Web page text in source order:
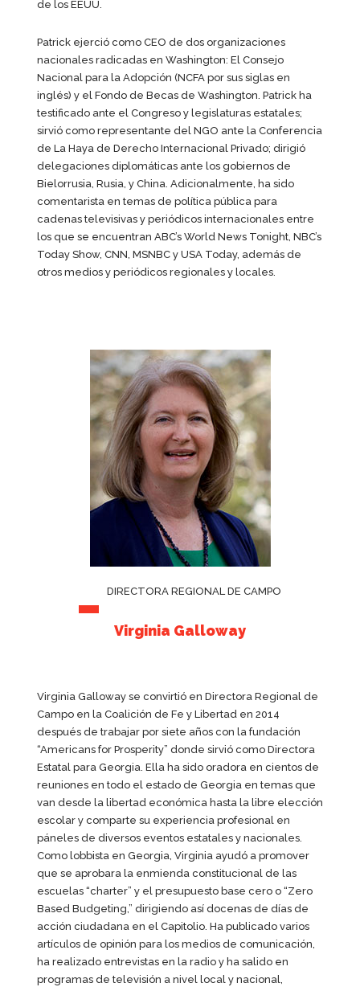
de los EEUU.
Patrick ejerció como CEO de dos organizaciones
nacionales radicadas en Washington: El Consejo
Nacional para la Adopción (NCFA por sus siglas en
inglés) y el Fondo de Becas de Washington. Patrick ha
testificado ante el Congreso y legislaturas estatales;
sirvió como representante del NGO ante la Conferencia
de La Haya de Derecho Internacional Privado; dirigió
delegaciones diplomáticas ante los gobiernos de
Bielorrusia, Rusia, y China. Adicionalmente, ha sido
comentarista en temas de política pública para
cadenas televisivas y periódicos internacionales entre
los que se encuentran ABC’s World News Tonight, NBC’s
Today Show, CNN, MSNBC y USA Today, además de
otros medios y periódicos regionales y locales.
DIRECTORA REGIONAL DE CAMPO
Virginia Galloway
Virginia Galloway se convirtió en Directora Regional de
Campo en la Coalición de Fe y Libertad en 2014
después de trabajar por siete años con la fundación
“Americans for Prosperity” donde sirvió como Directora
Estatal para Georgia. Ella ha sido oradora en cientos de
reuniones en todo el estado de Georgia en temas que
van desde la libertad económica hasta la libre elección
escolar y comparte su experiencia profesional en
páneles de diversos eventos estatales y nacionales.
Como lobbista en Georgia, Virginia ayudó a promover
que se aprobara la enmienda constitucional de las
escuelas “charter” y el presupuesto base cero o “Zero
Based Budgeting,” dirigiendo así docenas de días de
acción ciudadana en el Capitolio. Ha publicado varios
artículos de opinión para los medios de comunicación,
ha realizado entrevistas en la radio y ha salido en
programas de televisión a nivel local y nacional,